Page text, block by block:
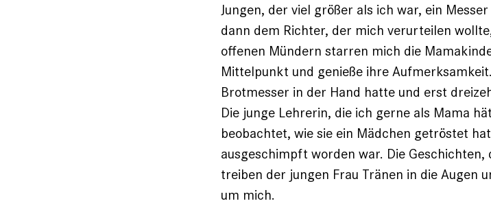
Jungen, der viel größer als ich war, ein
dann dem Richter, der mich verurteilen
offenen Mündern starren mich die
Mittelpunkt und genieße ihre
Brotmesser in der Hand hatte und erst
Die junge Lehrerin, die ich gerne als Mama
beobachtet, wie sie ein Mädchen getröstet
ausgeschimpft worden war. Die
treiben der jungen Frau Tränen in die Augen
um mich.